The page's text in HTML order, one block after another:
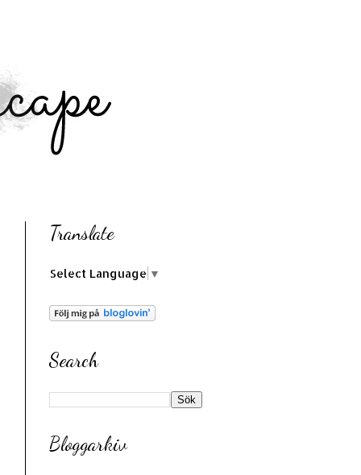
Translate
Select Language ▼
Search
Bloggarkiv